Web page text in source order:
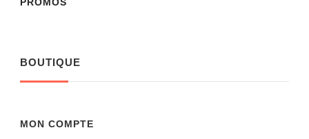
BOUTIQUE
MON COMPTE